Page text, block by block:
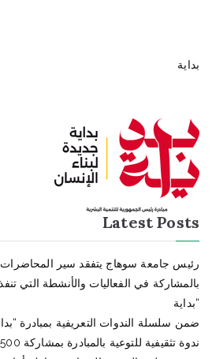
بداية
Latest Posts
رئيس جامعة سوهاج يتفقد سير المحاضرات
بالمشاركة في الفعاليات والأنشطة التي
“بداية
ضمن سلسلة الندوات التعريفية بمبادرة
ندوة تثقيفية للتوعية بالمبادرة بمشاركة 500 طالب وطالبة